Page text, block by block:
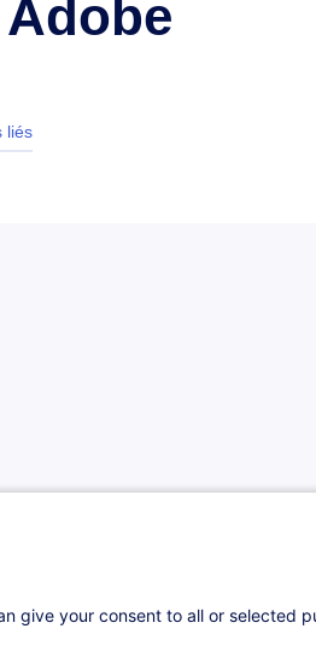
liés
give your consent to all or selected